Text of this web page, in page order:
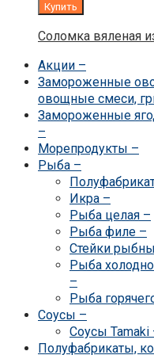
Купить
Соломка вяленая
Акции –
Замороженные
овощные смеси,
Замороженные
–
Морепродукты –
Рыба –
Икра –
Рыба целая –
Рыба филе –
Стейки
Рыба
–
Рыба
Соусы –
Соусы Tamaki
Полуфабрикаты,